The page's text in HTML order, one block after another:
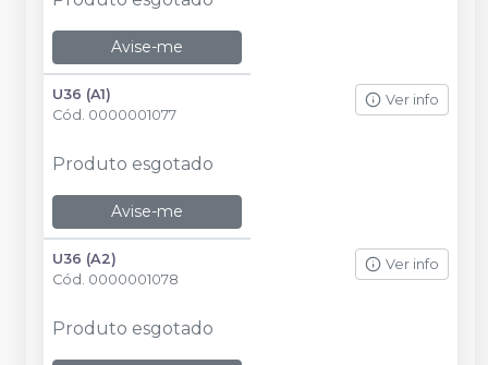
Avise-me
U36 (A1)
Cód. 0000001077
Ver info
Produto esgotado
Avise-me
U36 (A2)
Cód. 0000001078
Ver info
Produto esgotado